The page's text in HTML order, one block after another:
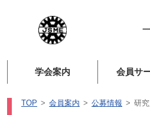
学会案内 会員サ
TOP 会員案内 公募情報 研